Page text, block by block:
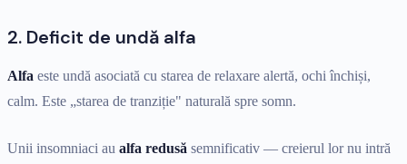
2. Deficit de undă alfa
Alfa este undă asociată cu starea de relaxare alertă, ochi închiși,
calm. Este „starea de tranziție" naturală spre somn.
Unii insomniaci au alfa redusă semnificativ — creierul lor nu intră